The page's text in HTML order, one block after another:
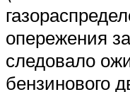
опережения
следовало
бензинового